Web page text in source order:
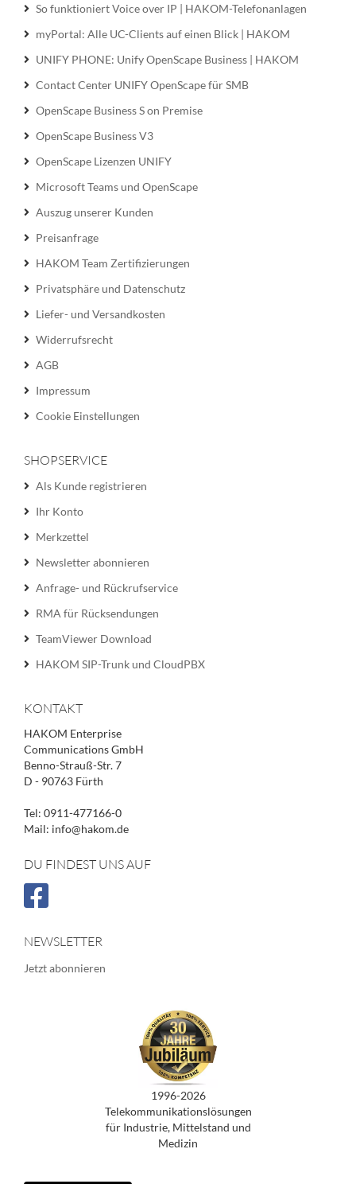
So funktioniert Voice over IP | HAKOM-Telefonanlagen
myPortal: Alle UC-Clients auf einen Blick | HAKOM
UNIFY PHONE: Unify OpenScape Business | HAKOM
Contact Center UNIFY OpenScape für SMB
OpenScape Business S on Premise
OpenScape Business V3
OpenScape Lizenzen UNIFY
Microsoft Teams und OpenScape
Auszug unserer Kunden
Preisanfrage
HAKOM Team Zertifizierungen
Privatsphäre und Datenschutz
Liefer- und Versandkosten
Widerrufsrecht
AGB
Impressum
Cookie Einstellungen
SHOPSERVICE
Als Kunde registrieren
Ihr Konto
Merkzettel
Newsletter abonnieren
Anfrage- und Rückrufservice
RMA für Rücksendungen
TeamViewer Download
HAKOM SIP-Trunk und CloudPBX
KONTAKT
HAKOM Enterprise
Communications GmbH
Benno-Strauß-Str. 7
D - 90763 Fürth
Tel: 0911-477166-0
Mail: info@hakom.de
DU FINDEST UNS AUF
NEWSLETTER
Jetzt abonnieren
1996-2026
Telekommunikationslösungen
für Industrie, Mittelstand und
Medizin